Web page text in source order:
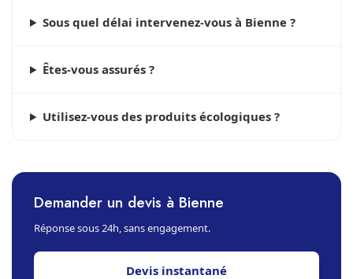
Sous quel délai intervenez-vous à Bienne ?
Êtes-vous assurés ?
Utilisez-vous des produits écologiques ?
Demander un devis à Bienne
Réponse sous 24h, sans engagement.
Devis instantané